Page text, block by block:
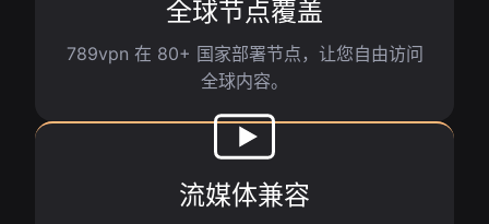
全球节点覆盖
789vpn 在 80+ 国家部署节点，让您自由访问
全球内容。
流媒体兼容